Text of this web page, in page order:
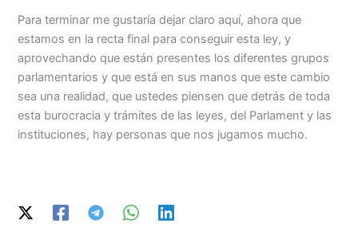
Para terminar me gustaría dejar claro aquí, ahora que
estamos en la recta final para conseguir esta ley, y
aprovechando que están presentes los diferentes grupos
parlamentarios y que está en sus manos que este cambio
sea una realidad, que ustedes piensen que detrás de toda
esta burocracia y trámites de las leyes, del Parlament y las
instituciones, hay personas que nos jugamos mucho.